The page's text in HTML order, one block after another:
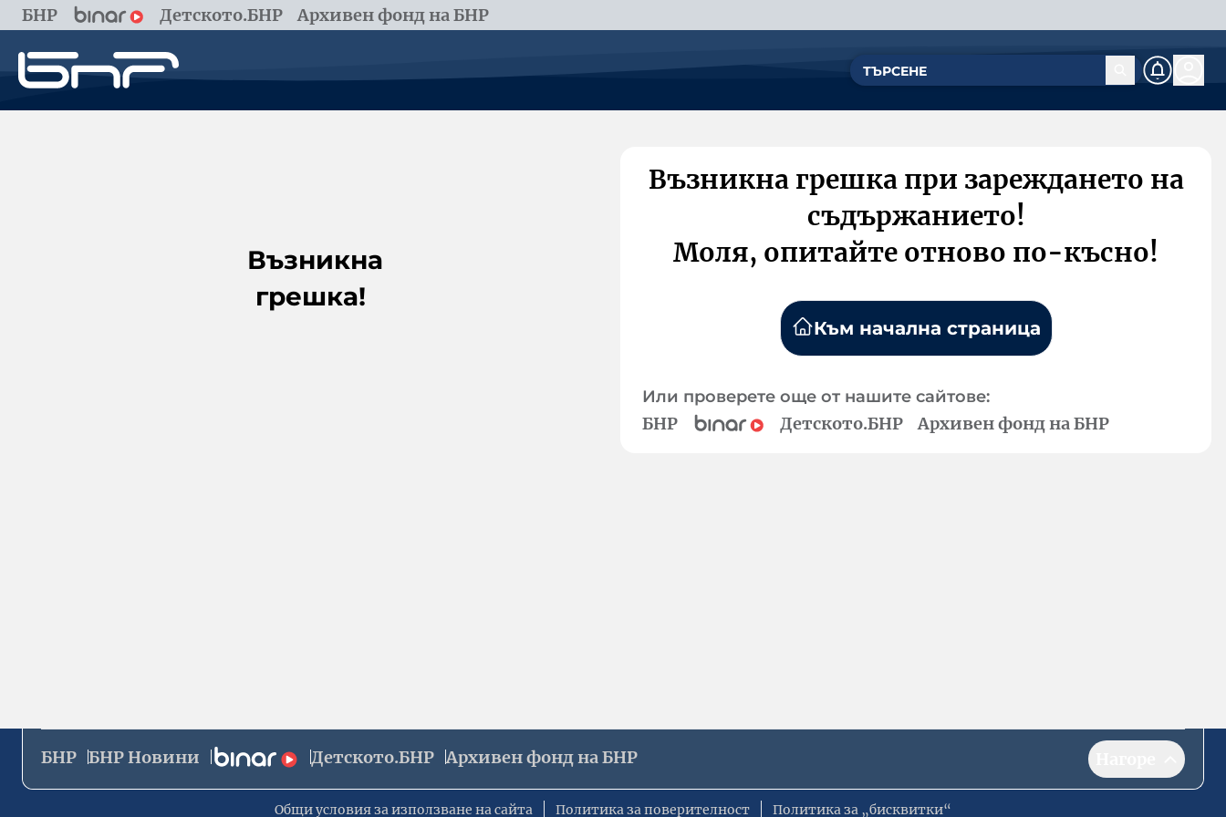
БНР Детското.БНР Архивен фонд на БНР
Възникна
грешка!
Възникна грешка при зареждането на
съдържанието!
Моля, опитайте отново по-късно!
Към начална страница
Или проверете още от нашите сайтове:
БНР Детското.БНР Архивен фонд на БНР
БНР БНР Новини Детското.БНР Архивен фонд на БНР
Общи условия за използване на сайта Политика за поверителност Политика за „бисквитки“